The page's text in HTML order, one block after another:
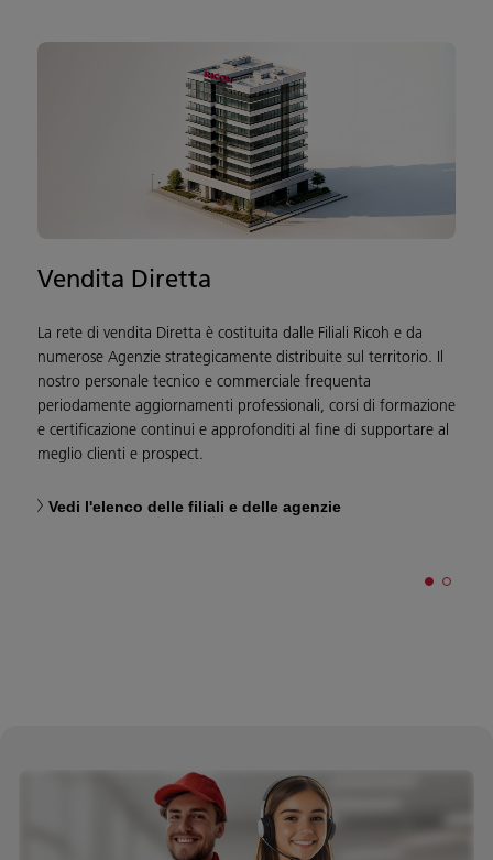
Vendita Diretta
La rete di vendita Diretta è costituita dalle Filiali Ricoh e da
numerose Agenzie strategicamente distribuite sul territorio. Il
nostro personale tecnico e commerciale frequenta
periodamente aggiornamenti professionali, corsi di formazione
e certificazione continui e approfonditi al fine di supportare al
meglio clienti e prospect.
Vedi l'elenco delle filiali e delle agenzie